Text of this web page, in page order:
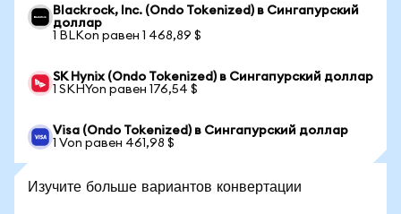
Blackrock, Inc. (Ondo Tokenized) в Сингапурский
доллар
1 BLKon равен 1 468,89 $
SK Hynix (Ondo Tokenized) в Сингапурский доллар
1 SKHYon равен 176,54 $
Visa (Ondo Tokenized) в Сингапурский доллар
1 Von равен 461,98 $
Изучите больше вариантов конвертации